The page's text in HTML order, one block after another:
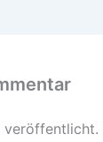
veröffentlicht.